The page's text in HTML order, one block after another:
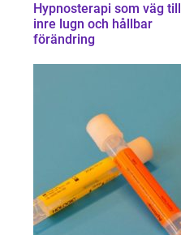
Hypnosterapi som väg till
inre lugn och hållbar
förändring